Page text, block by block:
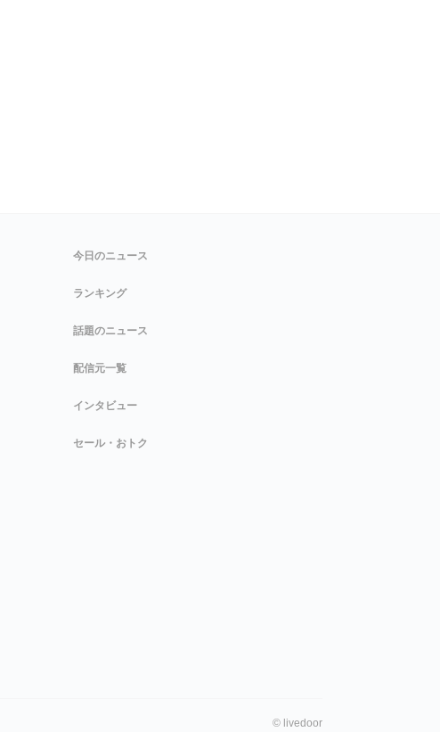
今日のニュース
ランキング
話題のニュース
配信元一覧
インタビュー
セール・おトク
© livedoor